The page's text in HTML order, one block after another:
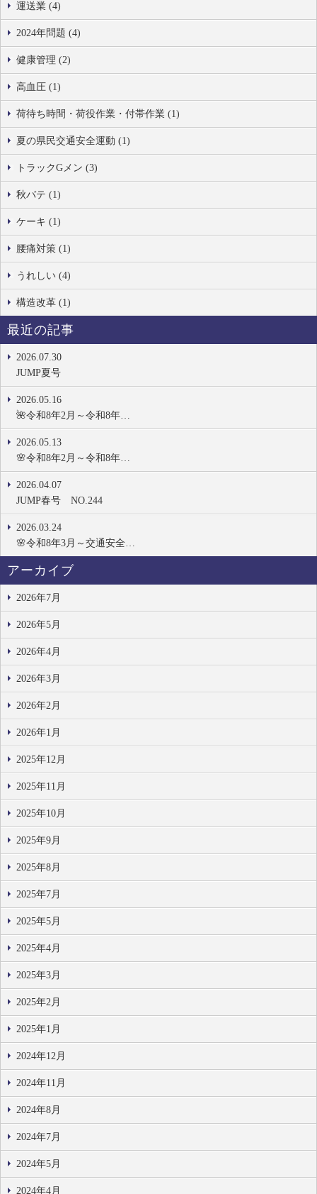
運送業 (4)
2024年問題 (4)
健康管理 (2)
高血圧 (1)
荷待ち時間・荷役作業・付帯作業 (1)
夏の県民交通安全運動 (1)
トラックGメン (3)
秋バテ (1)
ケーキ (1)
腰痛対策 (1)
うれしい (4)
構造改革 (1)
最近の記事
2026.07.30
JUMP夏号
2026.05.16
🌺令和8年2月～令和8年…
2026.05.13
🌸令和8年2月～令和8年…
2026.04.07
JUMP春号 NO.244
2026.03.24
🌸令和8年3月～交通安全…
アーカイブ
2026年7月
2026年5月
2026年4月
2026年3月
2026年2月
2026年1月
2025年12月
2025年11月
2025年10月
2025年9月
2025年8月
2025年7月
2025年5月
2025年4月
2025年3月
2025年2月
2025年1月
2024年12月
2024年11月
2024年8月
2024年7月
2024年5月
2024年4月